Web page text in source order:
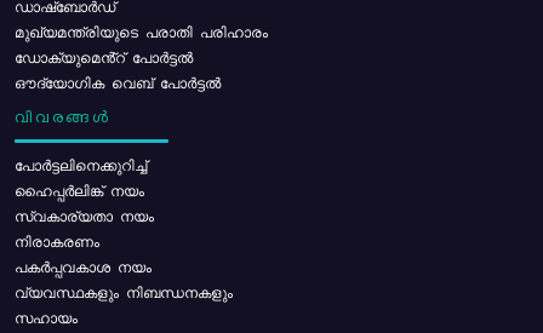
ഡാഷ്ബോർഡ്
മുഖ്യമന്ത്രിയുടെ പരാതി പരിഹാരം
ഡോക്യുമെൻ്റ് പോർട്ടൽ
ഔദ്യോഗിക വെബ് പോർട്ടൽ
വിവരങ്ങൾ
പോര്‍ട്ടലിനെക്കുറിച്ച്
ഹൈപ്പർലിങ്ക് നയം
സ്വകാര്യതാ നയം
നിരാകരണം
പകർപ്പവകാശ നയം
വ്യവസ്ഥകളും നിബന്ധനകളും
സഹായം